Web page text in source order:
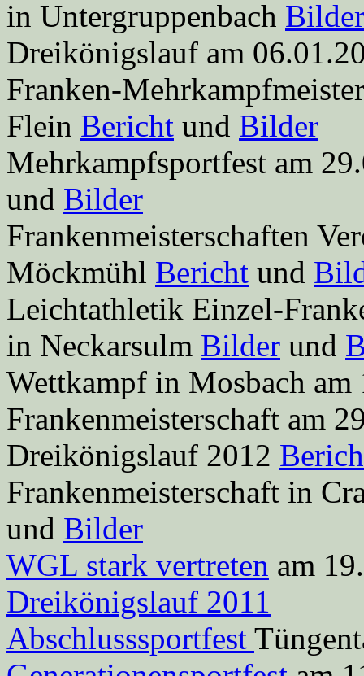
in Untergruppenbach
Dreikönigslauf am
Franken-
Flein Bericht und Bilder
Mehrkampfsportfest am
und Bilder
Frankenmeisterschaften
Möckmühl Bericht und
Leichtathletik Einzel-
in Neckarsulm Bilder und
Wettkampf in Mosbach
Frankenmeisterschaft am
Dreikönigslauf 2012
Frankenmeisterschaft in
und Bilder
WGL stark vertreten am
Dreikönigslauf 2011
Abschlusssportfest